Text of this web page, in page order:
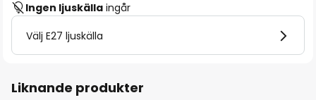
Ingen ljuskälla ingår
Välj E27 ljuskälla
Liknande produkter